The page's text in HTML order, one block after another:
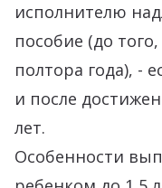
исполнителю
пособие (до
полтора года), -
и после
лет.
Особенности